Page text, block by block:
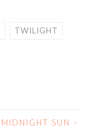
TWILIGHT
MIDNIGHT SUN –